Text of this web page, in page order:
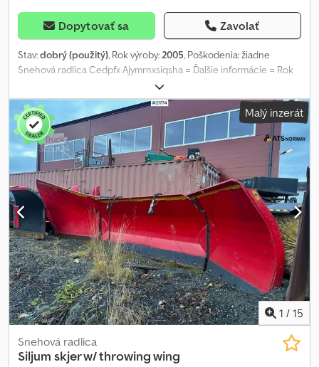
Dopytovať sa Zavolať
Stav:dobrý (použitý), Rok výroby:2005, Poškodenia: žiadne
Snehová radlica Cedpfx Ajymrnxsiqsha = Ďalšie informácie = Rok
výroby: 2005 Technický stav: dobrý = Informácie o spoločnosti =
Ak máte akékoľvek otázky alebo návrhy, neváhajte nás
kontaktovať. Garantujeme odpoveď do 8 hodín. Ceny sú uvedené
bez DPH. Z poskytnutých údajov nevznikajú žiadne právne nároky.
Kancelársky telefón: Mobil: (holandsky - anglicky - nemecky -
francúzsky - španielsky - taliansky) K dispozícii na WhatsApp a
Viber. Mobil: (holandsky) K dispozícii na WhatsApp a Viber. Pri
platbe bankovým prevodom musí byť suma prevedená na náš
bankový účet uvedený nižšie. Vždy si overte platobné údaje
uvedené na našej webovej stránke. Ak ste dostali iné informácie,
prosím kontaktujte nás. V prípade pochybností nás prosím
kontaktujte, aby sme mohli overiť faktúru a/alebo platbu. Bankové
údaje: Rabobank Laan van Limburg 2 4701BP Roosendaal IBAN: NL
89 RABO EORI/DPH/DAŇ: NL857401B(01) BIC/SWIFT: RABONL2U
Malý inzerát
1 / 15
Snehová radlica
Siljum skjer w/ throwing wing